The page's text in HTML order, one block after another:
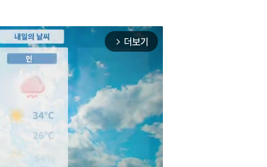
arrow_forward_ios 더보기